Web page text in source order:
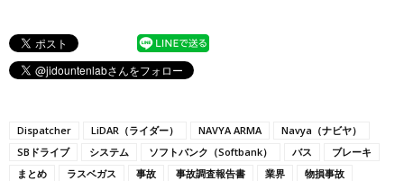
Dispatcher LiDAR（ライダー） NAVYA ARMA
Navya（ナビヤ）
SBドライブ
システム ソフトバンク（Softbank） バス
ブレーキ
まとめ
ラスベガス 事故 事故調査報告書 業界
物損事故